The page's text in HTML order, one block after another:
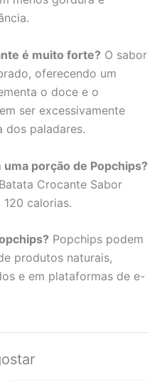
é muito forte? O sabor
oferecendo um
o doce e o
ser excessivamente
dos paladares.
porção de Popchips?
Crocante Sabor
calorias.
Popchips podem
produtos naturais,
e em plataformas de e-